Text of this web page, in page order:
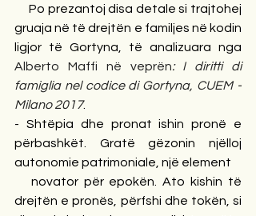
Po prezantoj disa detale si trajtohej
gruaja në të drejtën e familjes në kodin
Alberto Maffi
në veprën: I diritti di
famiglia nel codice di Gortyna, CUEM -
Milano 2017.
- Shtëpia dhe pronat ishin pronë e
përbashkët. Gratë gëzonin njëlloj
autonomie patrimoniale, një element
novator për epokën. Ato kishin të
drejtën e pronës, përfshi dhe tokën, si